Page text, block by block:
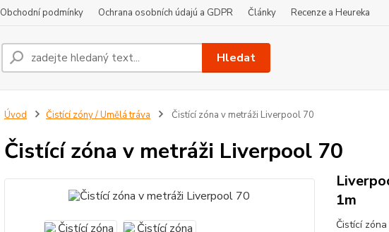
Obchodní podmínky Ochrana osobních údajú a GDPR Články Recenze a Heureka
Hledat
Úvod Čistící zóny / Umělá tráva Čistící zóna v metráži Liverpool 70
Čistící zóna v metráži Liverpool 70
1m
Čistící